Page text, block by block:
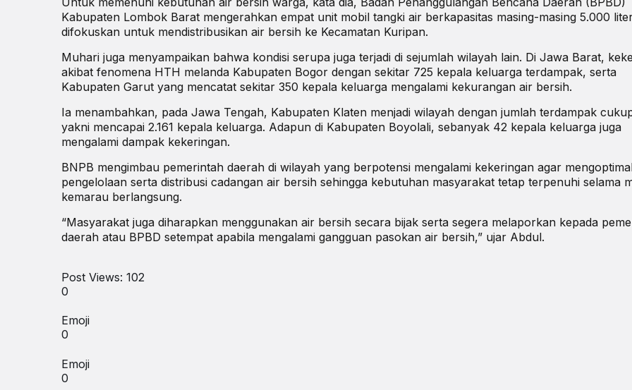
Kabupaten Lombok Barat mengerahkan empat unit mobil tangki air berkapasitas masing-masing 5.000
difokuskan untuk mendistribusikan air bersih ke Kecamatan Kuripan.
Muhari juga menyampaikan bahwa kondisi serupa juga terjadi di sejumlah wilayah lain. Di Jawa Barat,
akibat fenomena HTH melanda Kabupaten Bogor dengan sekitar 725 kepala keluarga terdampak, serta
Kabupaten Garut yang mencatat sekitar 350 kepala keluarga mengalami kekurangan air bersih.
Ia menambahkan, pada Jawa Tengah, Kabupaten Klaten menjadi wilayah dengan jumlah terdampak
yakni mencapai 2.161 kepala keluarga. Adapun di Kabupaten Boyolali, sebanyak 42 kepala keluarga juga
mengalami dampak kekeringan.
BNPB mengimbau pemerintah daerah di wilayah yang berpotensi mengalami kekeringan agar
pengelolaan serta distribusi cadangan air bersih sehingga kebutuhan masyarakat tetap terpenuhi selama
kemarau berlangsung.
“Masyarakat juga diharapkan menggunakan air bersih secara bijak serta segera melaporkan kepada
daerah atau BPBD setempat apabila mengalami gangguan pasokan air bersih,” ujar Abdul.
Post Views: 102
0
Emoji
0
Emoji
0